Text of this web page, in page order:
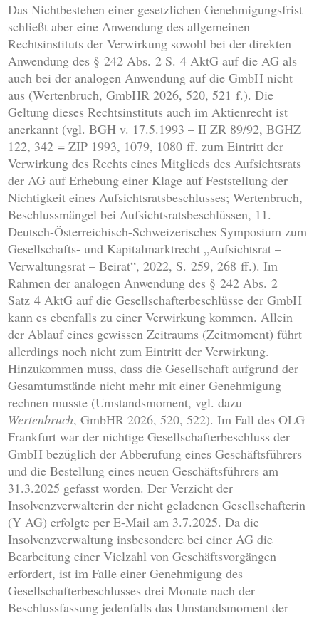
Das Nichtbestehen einer gesetzlichen Genehmigungsfrist
schließt aber eine Anwendung des allgemeinen
Rechtsinstituts der Verwirkung sowohl bei der direkten
Anwendung des § 242 Abs. 2 S. 4 AktG auf die AG als
auch bei der analogen Anwendung auf die GmbH nicht
aus (Wertenbruch, GmbHR 2026, 520, 521 f.). Die
Geltung dieses Rechtsinstituts auch im Aktienrecht ist
anerkannt (vgl. BGH v. 17.5.1993 – II ZR 89/92, BGHZ
122, 342 = ZIP 1993, 1079, 1080 ff. zum Eintritt der
Verwirkung des Rechts eines Mitglieds des Aufsichtsrats
der AG auf Erhebung einer Klage auf Feststellung der
Nichtigkeit eines Aufsichtsratsbeschlusses; Wertenbruch,
Beschlussmängel bei Aufsichtsratsbeschlüssen, 11.
Deutsch-Österreichisch-Schweizerisches Symposium zum
Gesellschafts- und Kapitalmarktrecht „Aufsichtsrat –
Verwaltungsrat – Beirat“, 2022, S. 259, 268 ff.). Im
Rahmen der analogen Anwendung des § 242 Abs. 2
Satz 4 AktG auf die Gesellschafterbeschlüsse der GmbH
kann es ebenfalls zu einer Verwirkung kommen. Allein
der Ablauf eines gewissen Zeitraums (Zeitmoment) führt
allerdings noch nicht zum Eintritt der Verwirkung.
Hinzukommen muss, dass die Gesellschaft aufgrund der
Gesamtumstände nicht mehr mit einer Genehmigung
rechnen musste (Umstandsmoment, vgl. dazu
Wertenbruch, GmbHR 2026, 520, 522). Im Fall des OLG
Frankfurt war der nichtige Gesellschafterbeschluss der
GmbH bezüglich der Abberufung eines Geschäftsführers
und die Bestellung eines neuen Geschäftsführers am
31.3.2025 gefasst worden. Der Verzicht der
Insolvenzverwalterin der nicht geladenen Gesellschafterin
(Y AG) erfolgte per E-Mail am 3.7.2025. Da die
Insolvenzverwaltung insbesondere bei einer AG die
Bearbeitung einer Vielzahl von Geschäftsvorgängen
erfordert, ist im Falle einer Genehmigung des
Gesellschafterbeschlusses drei Monate nach der
Beschlussfassung jedenfalls das Umstandsmoment der